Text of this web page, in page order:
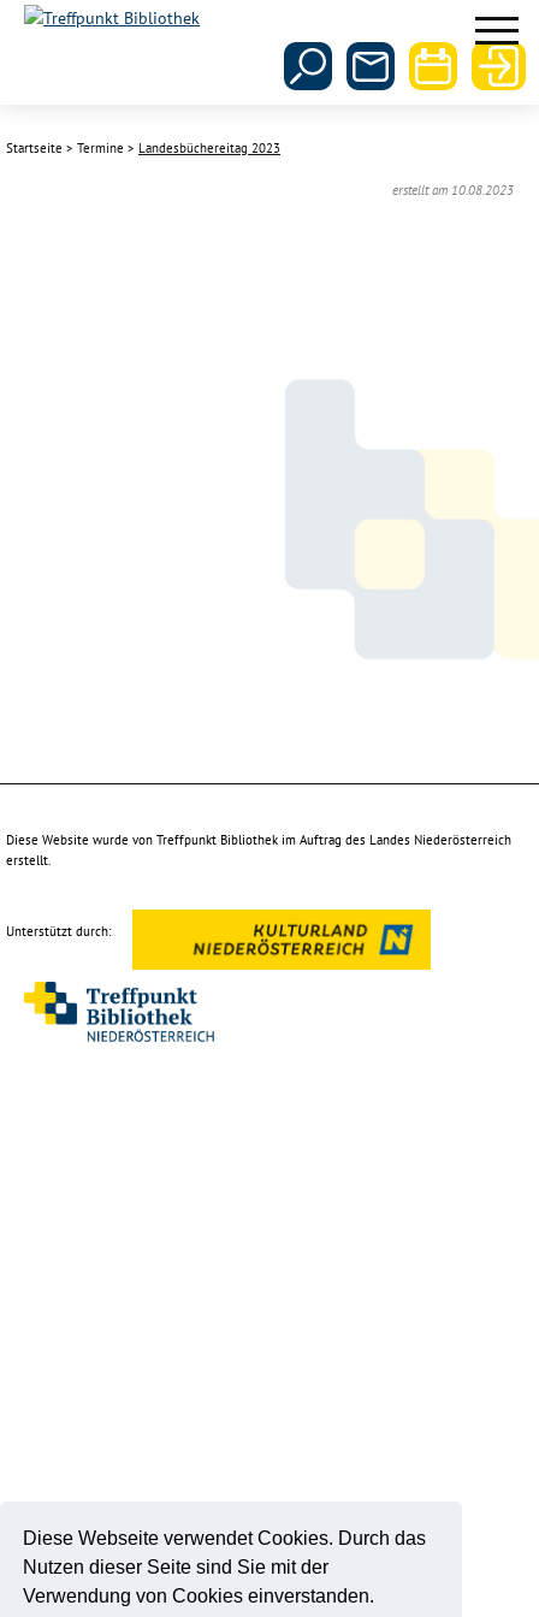
Diese Webseite verwendet Cookies. Durch das
Nutzen dieser Seite sind Sie mit der
Verwendung von Cookies einverstanden.
Startseite Termine Landesbüchereitag 2023
erstellt am 10.08.2023
Diese Website wurde von Treffpunkt Bibliothek im Auftrag des Landes Niederösterreich
erstellt.
Unterstützt durch: